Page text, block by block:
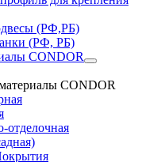
(РФ,РБ)
(РФ, РБ)
CONDOR
CONDOR
отделочная